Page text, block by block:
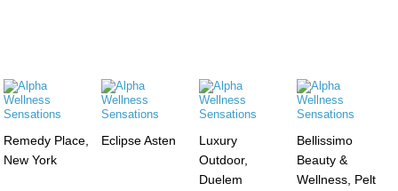
Remedy Place,
New York
Eclipse Asten
Luxury
Outdoor,
Duelem
Bellissimo
Beauty &
Wellness, Pelt